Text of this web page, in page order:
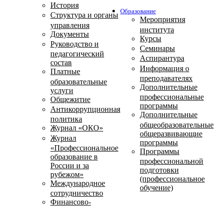
История
Структура и органы
управления
Документы
Руководство и
педагогический
состав
Платные
образовательные
услуги
Общежитие
Антикоррупционная
политика
Журнал «ОКО»
Журнал
«Профессиональное
образование в
России и за
рубежом»
Международное
сотрудничество
Финансово-
Образование
Мероприятия
института
Курсы
Семинары
Аспирантура
Информация о
преподавателях
Дополнительные
профессиональные
программы
Дополнительные
общеобразовательные
общеразвивающие
программы
Программы
профессиональной
подготовки
(профессиональное
обучение)